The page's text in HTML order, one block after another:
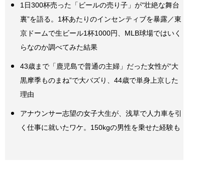
1日300杯売った「ビールの売り子」が“壮絶な舞台
裏”を語る。1杯あたりのインセンティブを暴露／東
京ドームで生ビール1杯1000円、MLB球場ではいく
らなのか調べてみた結果
43歳まで「鹿児島で普通の主婦」だった女性が“大
黒摩季ものまね”で大バズり、44歳で単身上京した
理由
アナウンサー志望の女子大生が、浅草で人力車を引
く仕事に就いたワケ。150kgの男性を乗せた経験も